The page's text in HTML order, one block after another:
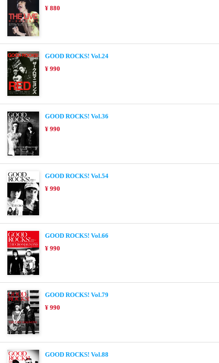
¥ 880
GOOD ROCKS! Vol.24
¥ 990
GOOD ROCKS! Vol.36
¥ 990
GOOD ROCKS! Vol.54
¥ 990
GOOD ROCKS! Vol.66
¥ 990
GOOD ROCKS! Vol.79
¥ 990
GOOD ROCKS! Vol.88